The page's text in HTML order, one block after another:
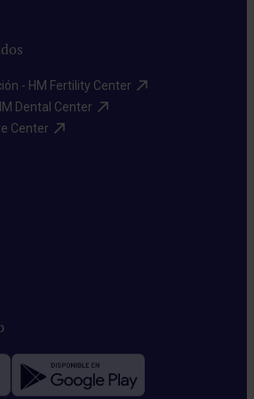
- HM Fertility Center​
Dental Center​
Center​